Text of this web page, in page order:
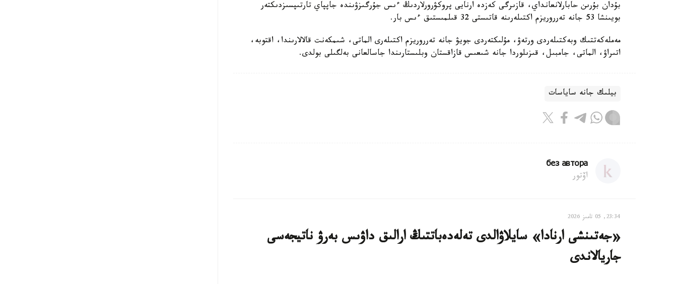
بۇدان بۇرىن حابارلانعانداي، قازىرگى كەزدە ارنايى پروكۋرورلاردىڭ ءىس جۇرگىزۋىندە جاپپاي تارتىپسىزدىكتەر
بويىنشا 53 جانە تەرروريزم اكتىلەرىنە قاتىستى 32 قىلمىستىق ءىس بار.
مەملەكەتتىك وبەكتىلەردى ورتەۋ، مۇلىكتەردى جويۋ جانە تەرروريزم اكتىلەرى الماتى، شىمكەنت قالالارىندا، اقتوبە،
اتىراۋ، الماتى، جامبىل، قىزىلوردا جانە شىعىس قازاقستان وبلىستارىندا جاسالعانى بەلگىلى بولدى.
بيلىك جانە ساياسات
без автора
اۆتور
23:34, 05 تامىز 2026
«جەتىنشى ارنادا» سايلاۋالدى تەلەدەباتتىڭ ارالىق داۋىس بەرۋ ناتيجەسى
جاريالاندى